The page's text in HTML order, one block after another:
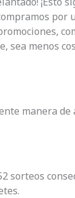
por
sea menos
manera
sorteos